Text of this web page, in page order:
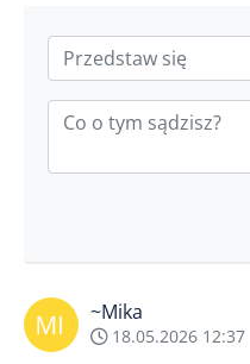
~Mika
18.05.2026 12:37